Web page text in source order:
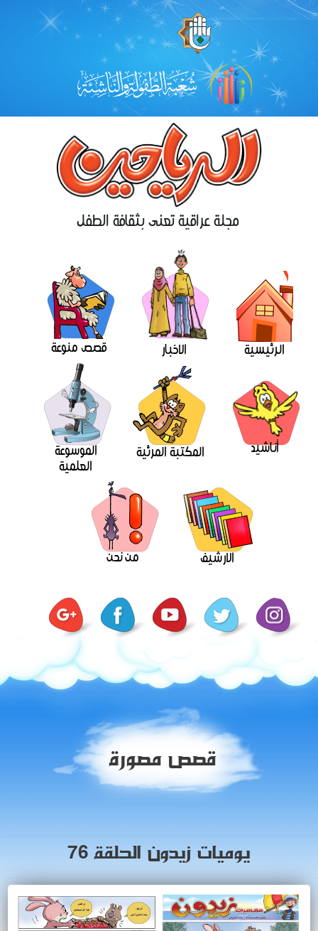
مجلة عراقية تعنى بثقافة الطفل
الرئيسية الاخبار قصص منوعة
أناشيد المكتبة المرئية الموسوعة
العلمية
الارشيف من نحن
قصص مصورة
يوميات زيدون الحلقة 76